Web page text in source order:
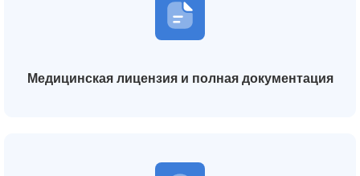
Медицинская лицензия и полная документация